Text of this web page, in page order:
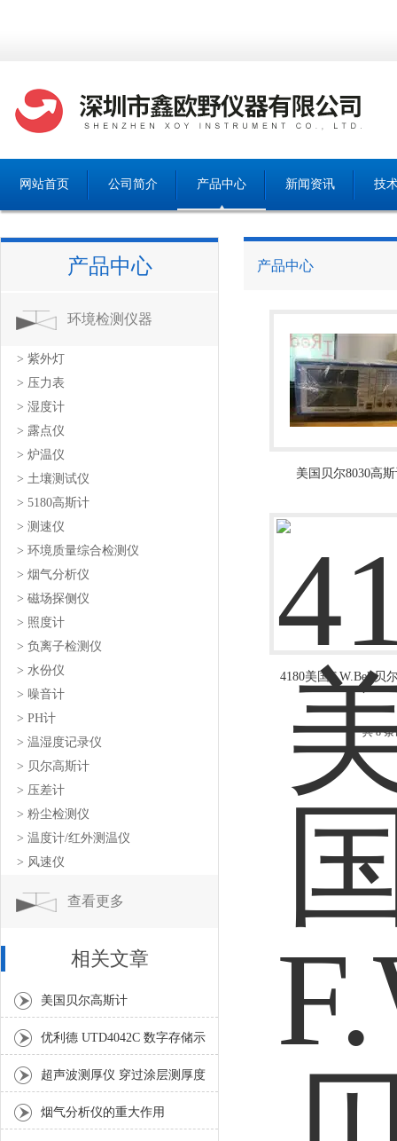
网站首页 公司简介 产品中心 新闻资讯 技
产品中心
环境检测仪器
> 紫外灯
> 压力表
> 湿度计
> 露点仪
> 炉温仪
> 土壤测试仪
> 5180高斯计
> 测速仪
> 环境质量综合检测仪
> 烟气分析仪
> 磁场探侧仪
> 照度计
> 负离子检测仪
> 水份仪
> 噪音计
> PH计
> 温湿度记录仪
> 贝尔高斯计
> 压差计
> 粉尘检测仪
> 温度计/红外测温仪
> 风速仪
查看更多
相关文章
美国贝尔高斯计
优利德 UTD4042C 数字存储示
波器
超声波测厚仪 穿过涂层测厚度
的原理
烟气分析仪的重大作用
产品中心
美国贝尔8030高
4180美国F.W.Bell贝
4180高斯计特斯
共 8